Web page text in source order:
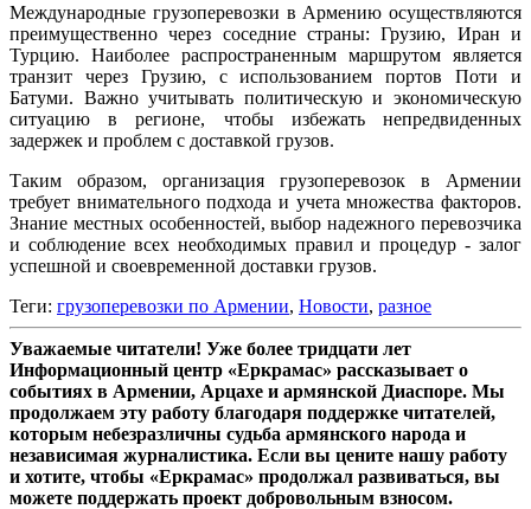
Международные грузоперевозки в Армению осуществляются
преимущественно через соседние страны: Грузию, Иран и
Турцию. Наиболее распространенным маршрутом является
транзит через Грузию, с использованием портов Поти и
Батуми. Важно учитывать политическую и экономическую
ситуацию в регионе, чтобы избежать непредвиденных
задержек и проблем с доставкой грузов.
Таким образом, организация грузоперевозок в Армении
требует внимательного подхода и учета множества факторов.
Знание местных особенностей, выбор надежного перевозчика
и соблюдение всех необходимых правил и процедур - залог
успешной и своевременной доставки грузов.
Теги: грузоперевозки по Армении, Новости, разное
Уважаемые читатели! Уже более тридцати лет
Информационный центр «Еркрамас» рассказывает о
событиях в Армении, Арцахе и армянской Диаспоре. Мы
продолжаем эту работу благодаря поддержке читателей,
которым небезразличны судьба армянского народа и
независимая журналистика. Если вы цените нашу работу
и хотите, чтобы «Еркрамас» продолжал развиваться, вы
можете поддержать проект добровольным взносом.